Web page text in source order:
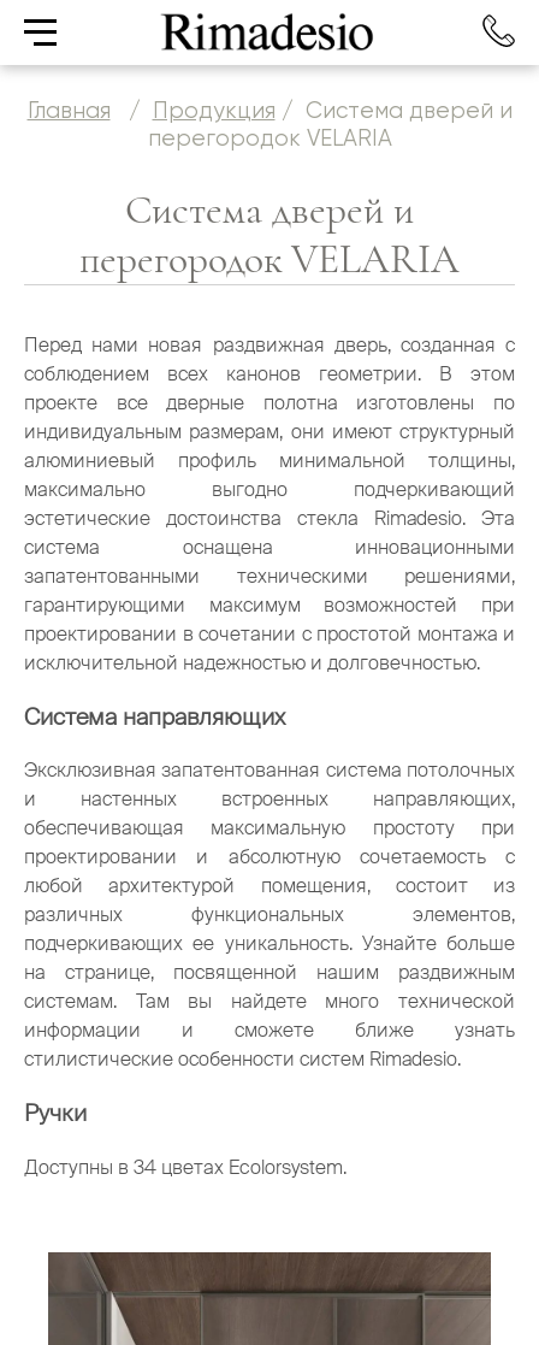
Главная / Продукция / Система дверей и
перегородок VELARIA
Система дверей и
перегородок VELARIA
Перед нами новая раздвижная дверь, созданная с
соблюдением всех канонов геометрии. В этом
проекте все дверные полотна изготовлены по
индивидуальным размерам, они имеют структурный
алюминиевый профиль минимальной толщины,
максимально выгодно подчеркивающий
эстетические достоинства стекла Rimadesio. Эта
система оснащена инновационными
запатентованными техническими решениями,
гарантирующими максимум возможностей при
проектировании в сочетании с простотой монтажа и
исключительной надежностью и долговечностью.
Система направляющих
Эксклюзивная запатентованная система потолочных
и настенных встроенных направляющих,
обеспечивающая максимальную простоту при
проектировании и абсолютную сочетаемость с
любой архитектурой помещения, состоит из
различных функциональных элементов,
подчеркивающих ее уникальность. Узнайте больше
на странице, посвященной нашим раздвижным
системам. Там вы найдете много технической
информации и сможете ближе узнать
стилистические особенности систем Rimadesio.
Ручки
Доступны в 34 цветах Ecolorsystem.